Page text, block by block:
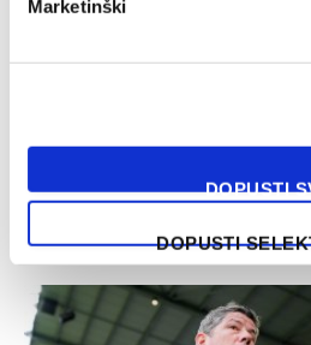
Marketinški
DOPUSTI
DOPUSTI
Hajduk i Partizan se
Konferencijskoj ligi. Nakon 2:1